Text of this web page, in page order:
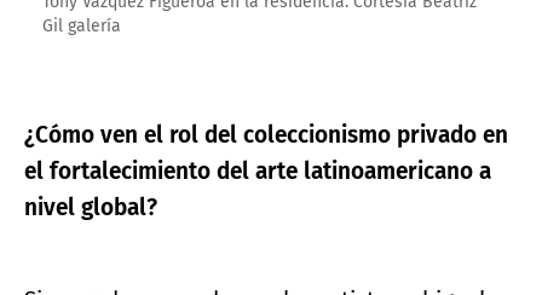
Gil galería
¿Cómo ven el rol del coleccionismo privado en
el fortalecimiento del arte latinoamericano a
nivel global?